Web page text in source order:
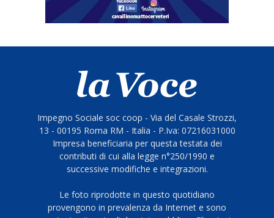
Impegno Sociale soc coop - Via del Casale Strozzi,
13 - 00195 Roma RM - Italia - P.Iva: 07216031000
Impresa beneficiaria per questa testata dei
contributi di cui alla legge n°250/1990 e
successive modifiche e integrazioni.
Le foto riprodotte in questo quotidiano
provengono in prevalenza da Internet e sono